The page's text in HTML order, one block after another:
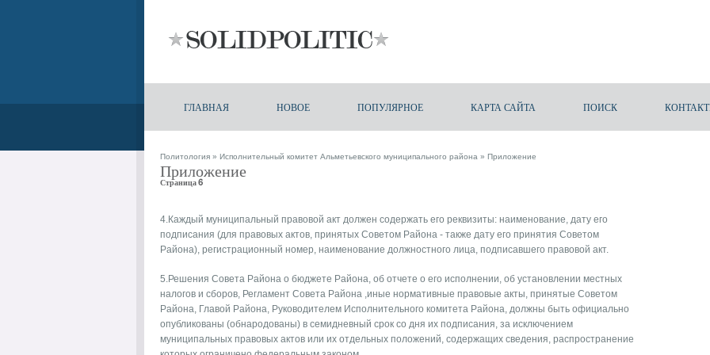
ГЛАВНАЯ НОВОЕ ПОПУЛЯРНОЕ КАРТА САЙТА ПОИСК
Политология » Исполнительный комитет Альметьевского муниципального района » Приложение
Приложение
Страница 6
4.Каждый муниципальный правовой акт должен содержать его реквизиты: наименование, дату его
подписания (для правовых актов, принятых Советом Района - также дату его принятия Советом
Района), регистрационный номер, наименование должностного лица, подписавшего правовой акт.
5.Решения Совета Района о бюджете Района, об отчете о его исполнении, об установлении местных
налогов и сборов, Регламент Совета Района ,иные нормативные правовые акты, принятые Советом
Района, Главой Района, Руководителем Исполнительного комитета Района, должны быть официально
опубликованы (обнародованы) в семидневный срок со дня их подписания, за исключением
муниципальных правовых актов или их отдельных положений, содержащих сведения, распространение